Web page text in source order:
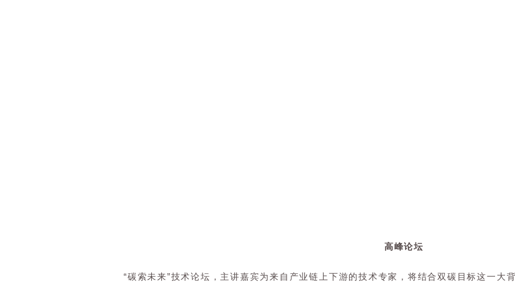
高峰论坛
“碳索未来”技术论坛，主讲嘉宾为来自产业链上下游的技术专家，将结合双碳目标这一大